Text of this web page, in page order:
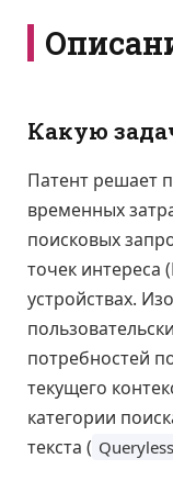
Какую
Патент решает
временных
поисковых
точек интереса
устройствах.
потребностей
текущего
категории
текста (